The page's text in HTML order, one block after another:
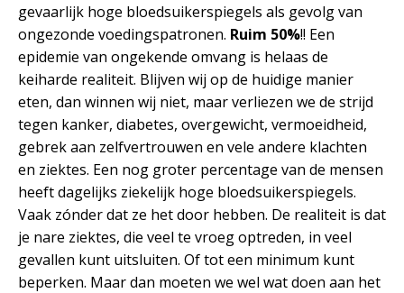
gevaarlijk hoge bloedsuikerspiegels als gevolg van
ongezonde voedingspatronen. Ruim 50%!! Een
epidemie van ongekende omvang is helaas de
keiharde realiteit. Blijven wij op de huidige manier
eten, dan winnen wij niet, maar verliezen we de strijd
tegen kanker, diabetes, overgewicht, vermoeidheid,
gebrek aan zelfvertrouwen en vele andere klachten
en ziektes. Een nog groter percentage van de mensen
heeft dagelijks ziekelijk hoge bloedsuikerspiegels.
Vaak zónder dat ze het door hebben. De realiteit is dat
je nare ziektes, die veel te vroeg optreden, in veel
gevallen kunt uitsluiten. Of tot een minimum kunt
beperken. Maar dan moeten we wel wat doen aan het